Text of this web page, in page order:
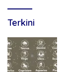
Terkini